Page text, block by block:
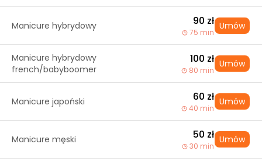
Manicure hybrydowy 90 zł
75 min
Umów
Manicure hybrydowy
french/babyboomer
100 zł
80 min
Umów
Manicure japoński 60 zł
40 min
Umów
Manicure męski 50 zł
30 min
Umów